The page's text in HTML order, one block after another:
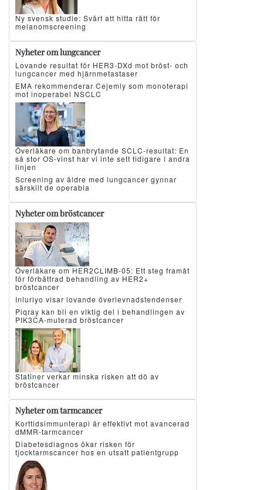
Ny svensk studie: Svårt att hitta rätt för
melanomscreening
Nyheter om lungcancer
Lovande resultat för HER3-DXd mot bröst- och
lungcancer med hjärnmetastaser
EMA rekommenderar Cejemly som monoterapi
mot inoperabel NSCLC
Överläkare om banbrytande SCLC-resultat: En
så stor OS-vinst har vi inte sett tidigare i andra
linjen
Screening av äldre med lungcancer gynnar
särskilt de operabla
Nyheter om bröstcancer
Överläkare om HER2CLIMB-05: Ett steg framåt
för förbättrad behandling av HER2+
bröstcancer
Inluriyo visar lovande överlevnadstendenser
Piqray kan bli en viktig del i behandlingen av
PIK3CA-muterad bröstcancer
Statiner verkar minska risken att dö av
bröstcancer
Nyheter om tarmcancer
Korttidsimmunterapi är effektivt mot avancerad
dMMR-tarmcancer
Diabetesdiagnos ökar risken för
tjocktarmscancer hos en utsatt patientgrupp